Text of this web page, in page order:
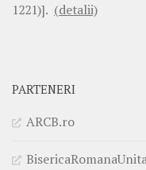
1221)]. (detalii)
PARTENERI
ARCB.ro